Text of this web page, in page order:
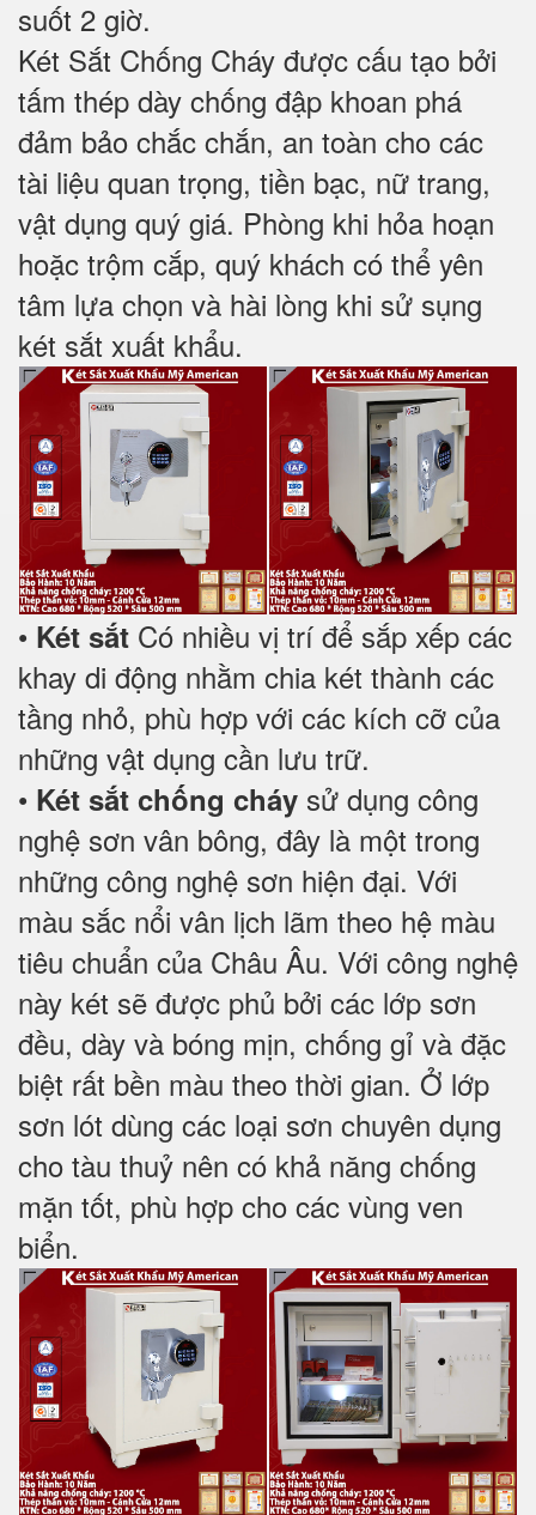
suốt 2 giờ.
Két Sắt Chống Cháy được cấu tạo bởi
tấm thép dày chống đập khoan phá
đảm bảo chắc chắn, an toàn cho các
tài liệu quan trọng, tiền bạc, nữ trang,
vật dụng quý giá. Phòng khi hỏa hoạn
hoặc trộm cắp, quý khách có thể yên
tâm lựa chọn và hài lòng khi sử sụng
két sắt xuất khẩu.
• Két sắt Có nhiều vị trí để sắp xếp các
khay di động nhằm chia két thành các
tầng nhỏ, phù hợp với các kích cỡ của
những vật dụng cần lưu trữ.
• Két sắt chống cháy sử dụng công
nghệ sơn vân bông, đây là một trong
những công nghệ sơn hiện đại. Với
màu sắc nổi vân lịch lãm theo hệ màu
tiêu chuẩn của Châu Âu. Với công nghệ
này két sẽ được phủ bởi các lớp sơn
đều, dày và bóng mịn, chống gỉ và đặc
biệt rất bền màu theo thời gian. Ở lớp
sơn lót dùng các loại sơn chuyên dụng
cho tàu thuỷ nên có khả năng chống
mặn tốt, phù hợp cho các vùng ven
biển.